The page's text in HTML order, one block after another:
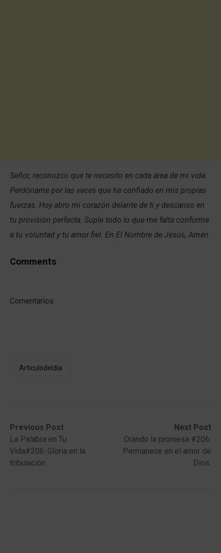
Señor, reconozco que te necesito en cada área de mi vida.
Perdóname por las veces que he confiado en mis propias
fuerzas. Hoy abro mi corazón delante de ti y descanso en
tu provisión perfecta. Suple todo lo que me falta conforme
a tu voluntad y tu amor fiel. En El Nombre de Jesús, Amén.
Comments
Comentarios
Articulodeldia
Post
navigation
Previous Post
Previous
post:La Palabra en Tu
Vida#206: Gloria en la
tribulación
Next Post
Next
post:
Orando la promesa #206:
Permanece en el amor de
Dios.